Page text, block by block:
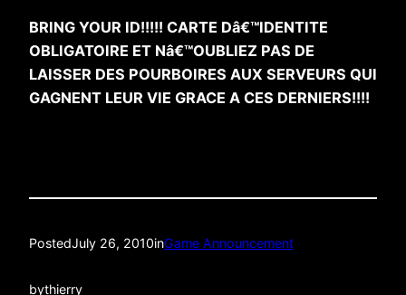
BRING YOUR ID!!!!! CARTE Dâ€™IDENTITE
OBLIGATOIRE ET Nâ€™OUBLIEZ PAS DE
LAISSER DES POURBOIRES AUX SERVEURS QUI
GAGNENT LEUR VIE GRACE A CES DERNIERS!!!!
PostedJuly 26, 2010inGame Announcement
bythierry